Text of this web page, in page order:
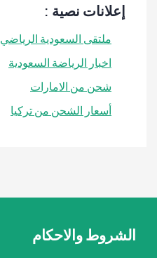
إعلانات نصية :
ملتقى السعودية الرياضي
اخبار الرياضة السعودية
شحن من الامارات
أسعار الشحن من تركيا
الشروط والاحكام